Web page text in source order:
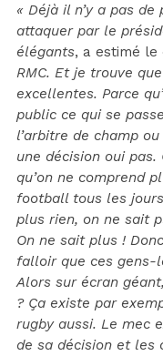
« Déjà il n’y a pas
attaquer par le
élégants, a estimé le
RMC. Et je trouve
excellentes. Parce
public ce qui se
l’arbitre de champ
une décision oui
qu’on ne comprend
football tous les
plus rien, on ne sait
On ne sait plus !
falloir que ces gens-
Alors sur écran
? Ça existe par
rugby aussi. Le mec
de sa décision et les